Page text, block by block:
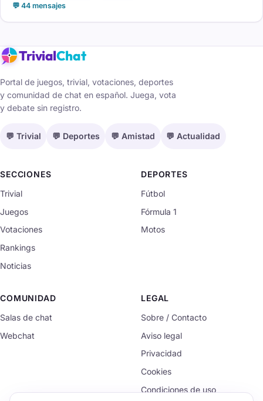
💬 44 mensajes
TrivialChat
Portal de juegos, trivial, votaciones, deportes
y comunidad de chat en español. Juega, vota
y debate sin registro.
💬 Trivial 💬 Deportes 💬 Amistad 💬 Actualidad
SECCIONES
Trivial
Juegos
Votaciones
Rankings
Noticias
DEPORTES
Fútbol
Fórmula 1
Motos
COMUNIDAD
Salas de chat
Webchat
LEGAL
Sobre / Contacto
Aviso legal
Privacidad
Cookies
Condiciones de uso